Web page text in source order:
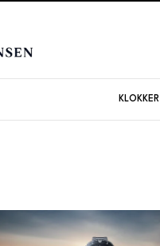
KLOKKER